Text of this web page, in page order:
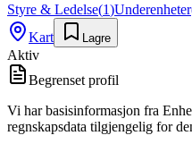
Styre & Ledelse(1)Underenheter
Kart
Lagre
Aktiv
Begrenset profil
Vi har basisinformasjon fra
regnskapsdata tilgjengelig for